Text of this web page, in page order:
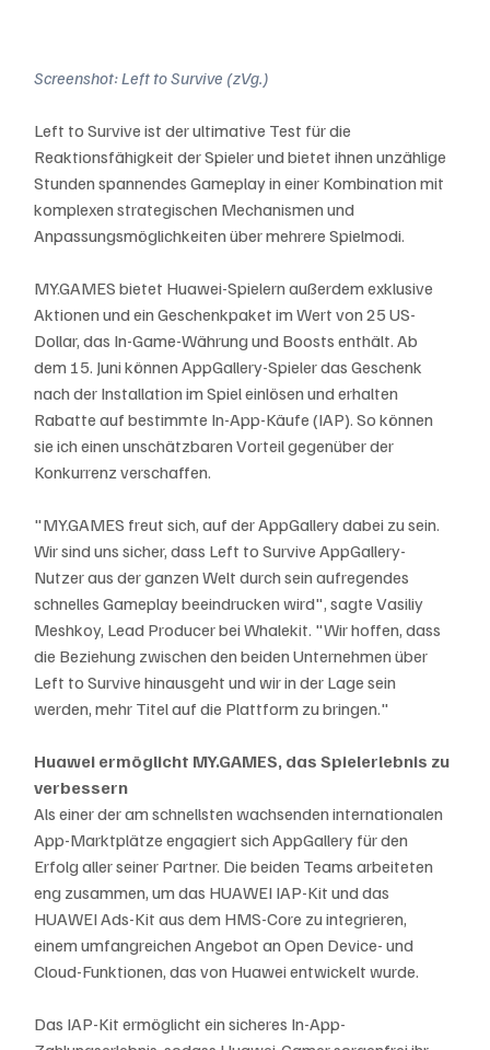
Screenshot: Left to Survive (zVg.)
Left to Survive ist der ultimative Test für die
Reaktionsfähigkeit der Spieler und bietet ihnen unzählige
Stunden spannendes Gameplay in einer Kombination mit
komplexen strategischen Mechanismen und
Anpassungsmöglichkeiten über mehrere Spielmodi.
MY.GAMES bietet Huawei-Spielern außerdem exklusive
Aktionen und ein Geschenkpaket im Wert von 25 US-
Dollar, das In-Game-Währung und Boosts enthält. Ab
dem 15. Juni können AppGallery-Spieler das Geschenk
nach der Installation im Spiel einlösen und erhalten
Rabatte auf bestimmte In-App-Käufe (IAP). So können
sie ich einen unschätzbaren Vorteil gegenüber der
Konkurrenz verschaffen.
"MY.GAMES freut sich, auf der AppGallery dabei zu sein.
Wir sind uns sicher, dass Left to Survive AppGallery-
Nutzer aus der ganzen Welt durch sein aufregendes
schnelles Gameplay beeindrucken wird", sagte Vasiliy
Meshkoy, Lead Producer bei Whalekit. "Wir hoffen, dass
die Beziehung zwischen den beiden Unternehmen über
Left to Survive hinausgeht und wir in der Lage sein
werden, mehr Titel auf die Plattform zu bringen."
Huawei ermöglicht MY.GAMES, das Spielerlebnis zu
verbessern
Als einer der am schnellsten wachsenden internationalen
App-Marktplätze engagiert sich AppGallery für den
Erfolg aller seiner Partner. Die beiden Teams arbeiteten
eng zusammen, um das HUAWEI IAP-Kit und das
HUAWEI Ads-Kit aus dem HMS-Core zu integrieren,
einem umfangreichen Angebot an Open Device- und
Cloud-Funktionen, das von Huawei entwickelt wurde.
Das IAP-Kit ermöglicht ein sicheres In-App-